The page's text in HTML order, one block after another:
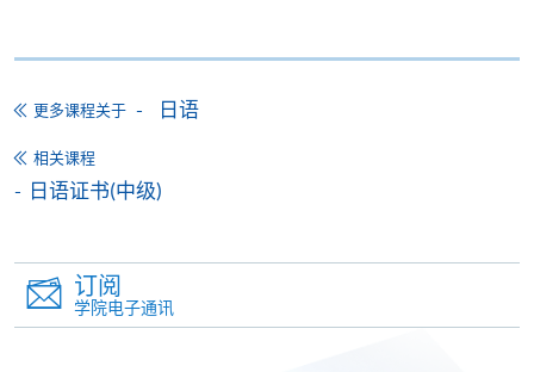
到支付款项时使用的信用卡户口。
外收费，详情请联络有关学科职员。
学费及学额不得转让他人。一经取录，学员不得转读
其他课程，惟学院对特殊情况，可酌情处理。转读申
学院对邮递失误而遗失的支票或本票、付款收据或个
人资料，概不负责。
若学员有意申请付款证明书，请把填妥之申请表、贴
更多课程关于 日语
相关课程
日语证书(中级)
订阅
学院电子通讯